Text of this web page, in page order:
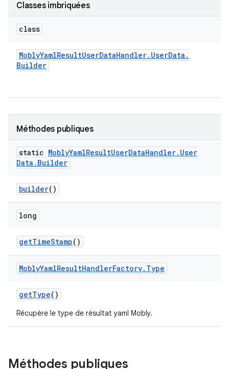
Classes imbriquées
class
MoblyYamlResultUserDataHandler. UserData .
Builder
Méthodes publiques
static MoblyYamlResultUserDataHandler. User
Data . Builder
builder()
long
getTimeStamp()
MoblyYamlResultHandlerFactory. Type
getType()
Récupère le type de résultat yaml Mobly.
Méthodes publiques